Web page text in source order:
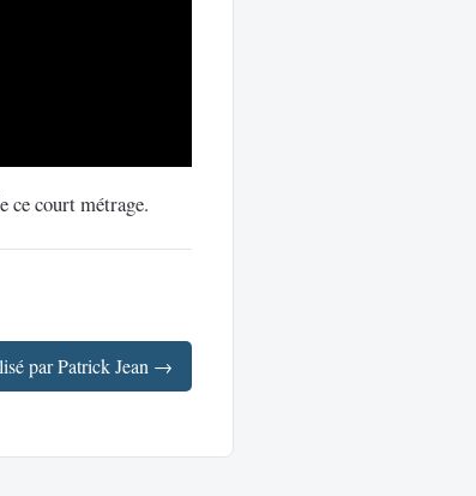
ce court métrage.
par Patrick Jean →